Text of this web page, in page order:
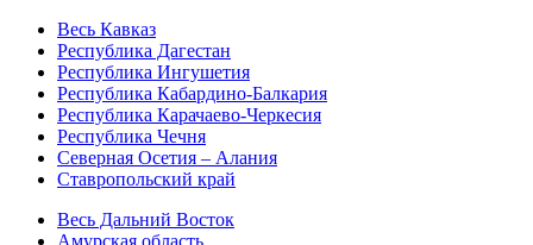
Весь Кавказ
Республика Дагестан
Республика Ингушетия
Республика Кабардино-Балкария
Республика Карачаево-Черкесия
Республика Чечня
Северная Осетия – Алания
Ставропольский край
Весь Дальний Восток
Амурская область